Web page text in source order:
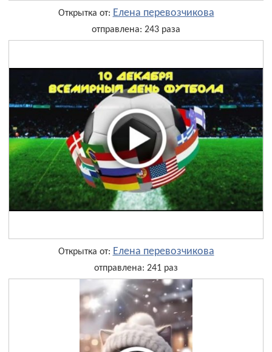
Открытка от: Елена перевозчикова
отправлена: 243 раза
Открытка от: Елена перевозчикова
отправлена: 241 раз